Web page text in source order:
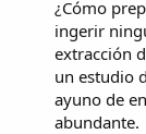
¿Cómo
ingerir
extracción
un estudio
ayuno de
abundante.